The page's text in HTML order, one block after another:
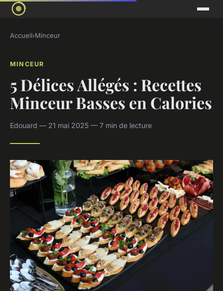
Accueil›Minceur
MINCEUR
5 Délices Allégés : Recettes
Minceur Basses en Calories
Edouard — 21 mai 2025 — 7 min de lecture